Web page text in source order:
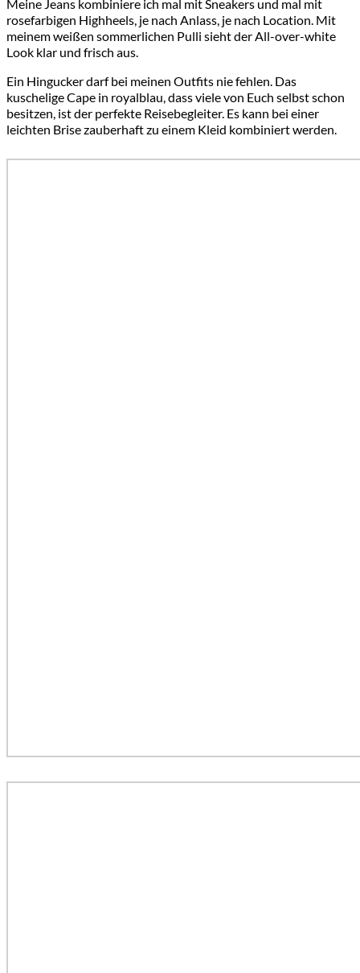
Meine Jeans kombiniere ich mal mit Sneakers und mal mit
rosefarbigen Highheels, je nach Anlass, je nach Location. Mit
meinem weißen sommerlichen Pulli sieht der All-over-white
Look klar und frisch aus.
Ein Hingucker darf bei meinen Outfits nie fehlen. Das
kuschelige Cape in royalblau, dass viele von Euch selbst schon
besitzen, ist der perfekte Reisebegleiter. Es kann bei einer
leichten Brise zauberhaft zu einem Kleid kombiniert werden.